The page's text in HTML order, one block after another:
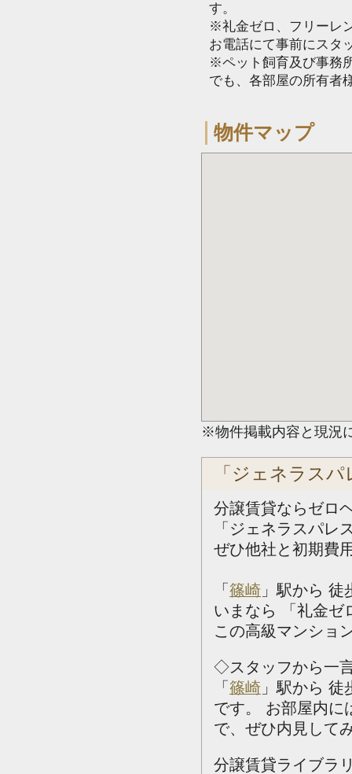
す。
※礼金ゼロ、フリーレ
お電話にて事前にスタ
※ペット飼育及び事務
でも、各部屋の所有者
物件マップ
※物件掲載内容と現況
「ジェネラス
分譲賃貸ならゼロ
「ジェネラスパレ
ぜひ他社と初期費
「 篠崎 」駅から
いまなら 「礼金ゼ
この高級マンショ
◇スタッフから一
「 篠崎 」駅から
です。 お部屋内に
で、ぜひ内見して
分譲賃貸ライブラ